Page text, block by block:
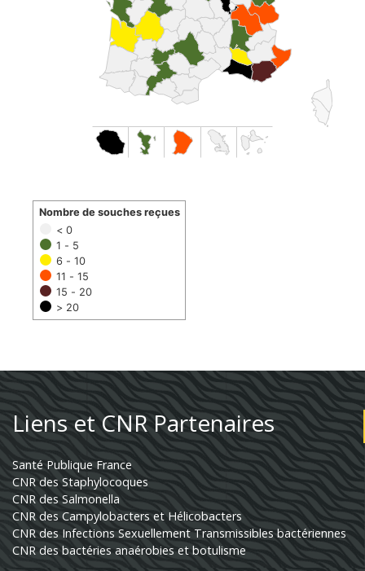
< 0
1 - 5
6 - 10
11 - 15
15 - 20
> 20
Nombre de souches reçues
Liens et CNR Partenaires
Santé Publique France
CNR des Staphylocoques
CNR des Salmonella
CNR des Campylobacters et Hélicobacters
CNR des Infections Sexuellement Transmissibles bactériennes
CNR des bactéries anaérobies et botulisme